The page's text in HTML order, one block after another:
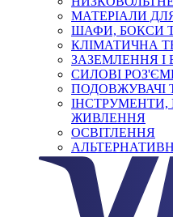
МАТЕРІАЛИ
ШАФИ, БОКСИ
КЛІМАТИЧНА
ЗАЗЕМЛЕННЯ
СИЛОВІ
ПОДОВЖУВАЧІ
ЖИВЛЕННЯ
ОСВІТЛЕННЯ